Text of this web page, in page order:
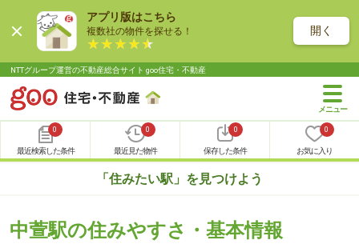
アプリ版はこちら
複数社の物件を探せる！ 開く
NTTグループ運営の不動産総合サイト goo住宅・不動産
0
最近検索した条件
0
最近見た物件
0
保存した条件
0
お気に入り
「住みたい駅」を見つけよう
中萱駅の住みやすさ・基本情報